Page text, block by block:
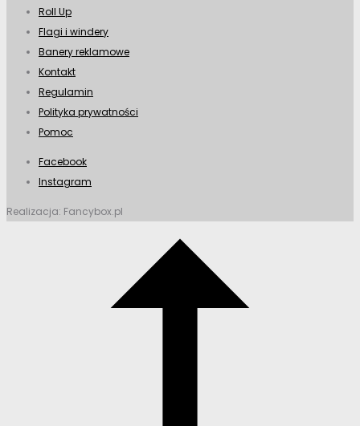
Roll Up
Flagi i windery
Banery reklamowe
Kontakt
Regulamin
Polityka prywatności
Pomoc
Facebook
Instagram
Realizacja: Fancybox.pl